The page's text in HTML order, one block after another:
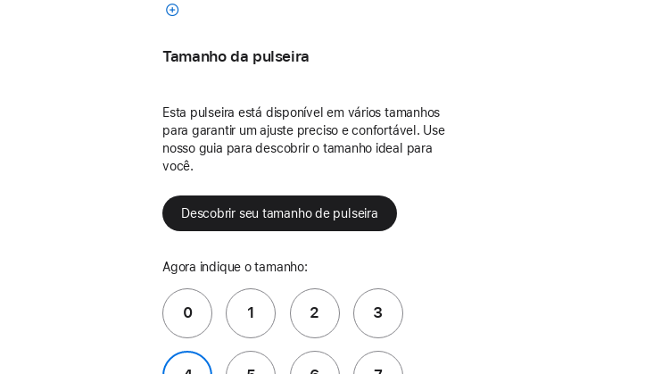
Tamanho da pulseira
Esta pulseira está disponível em vários tamanhos
para garantir um ajuste preciso e confortável. Use
nosso guia para descobrir o tamanho ideal para
você.
Descobrir seu tamanho de pulseira
Agora indique o tamanho:
0 1 2 3